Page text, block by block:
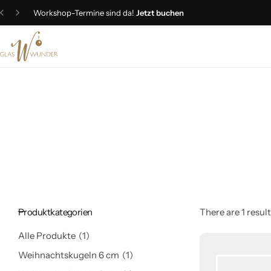
SuperFrühlingsangeboteentdecken
There are 1
Produktkategorien
Alle Produkte 1
Weihnachtskugeln 6 cm
1
Christbaumschmuck